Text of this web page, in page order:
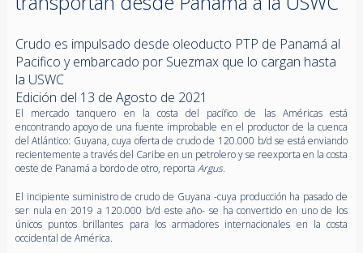
Crudo es impulsado desde oleoducto PTP de Panamá al
Pacifico y embarcado por Suezmax que lo cargan hasta
la USWC
Edición del 13 de Agosto de 2021
El mercado tanquero en la costa del pacífico de las Américas está
encontrando apoyo de una fuente improbable en el productor de la cuenca
del Atlántico: Guyana, cuya oferta de crudo de 120.000 b/d se está enviando
recientemente a través del Caribe en un petrolero y se reexporta en la costa
oeste de Panamá a bordo de otro, reporta Argus.
El incipiente suministro de crudo de Guyana -cuya producción ha pasado de
ser nula en 2019 a 120.000 b/d este año- se ha convertido en uno de los
únicos puntos brillantes para los armadores internacionales en la costa
occidental de América.